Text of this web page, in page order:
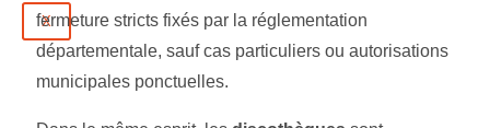
X
fermeture stricts fixés par la réglementation
départementale, sauf cas particuliers ou autorisations
municipales ponctuelles.